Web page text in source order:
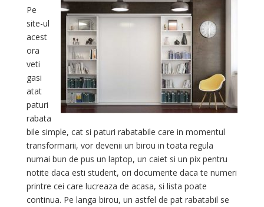
Pe
site-ul
acest
ora
veti
gasi
atat
paturi
rabata
bile simple, cat si paturi rabatabile care in momentul
transformarii, vor devenii un birou in toata regula
numai bun de pus un laptop, un caiet si un pix pentru
notite daca esti student, ori documente daca te numeri
printre cei care lucreaza de acasa, si lista poate
continua. Pe langa birou, un astfel de pat rabatabil se